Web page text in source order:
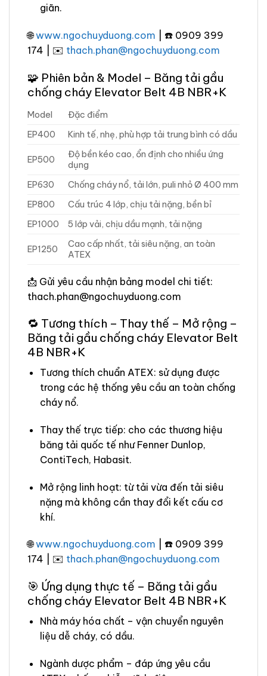
giãn.
🌐www.ngochuyduong.com | ☎️ 0909 399
174 | ✉️ thach.phan@ngochuyduong.com
🧩 Phiên bản & Model – Băng tải gầu
chống cháy Elevator Belt 4B NBR+K
Model
Đặc điểm
EP400
Kinh tế, nhẹ, phù hợp tải trung bình có dầu
EP500
Độ bền kéo cao, ổn định cho nhiều ứng
dụng
EP630
Chống cháy nổ, tải lớn, puli nhỏ Ø 400 mm
EP800
Cấu trúc 4 lớp, chịu tải nặng, bền bỉ
EP1000
5 lớp vải, chịu dầu mạnh, tải nặng
EP1250
Cao cấp nhất, tải siêu nặng, an toàn
ATEX
📩 Gửi yêu cầu nhận bảng model chi tiết:
thach.phan@ngochuyduong.com
🔁 Tương thích – Thay thế – Mở rộng –
Băng tải gầu chống cháy Elevator Belt
4B NBR+K
Tương thích chuẩn ATEX: sử dụng được
trong các hệ thống yêu cầu an toàn chống
cháy nổ.
Thay thế trực tiếp: cho các thương hiệu
băng tải quốc tế như Fenner Dunlop,
ContiTech, Habasit.
Mở rộng linh hoạt: từ tải vừa đến tải siêu
nặng mà không cần thay đổi kết cấu cơ
khí.
🌐www.ngochuyduong.com | ☎️ 0909 399
174 | ✉️ thach.phan@ngochuyduong.com
🎯 Ứng dụng thực tế – Băng tải gầu
chống cháy Elevator Belt 4B NBR+K
Nhà máy hóa chất – vận chuyển nguyên
liệu dễ cháy, có dầu.
Ngành dược phẩm – đáp ứng yêu cầu